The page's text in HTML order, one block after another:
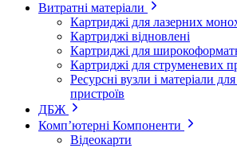
Витратні матеріали
Картриджі для лазерних
Картриджі відновлені
Картриджі для
Картриджі для струменевих
Ресурсні вузли і матеріали
пристроїв
ДБЖ
Комп’ютерні Компоненти
Відеокарти